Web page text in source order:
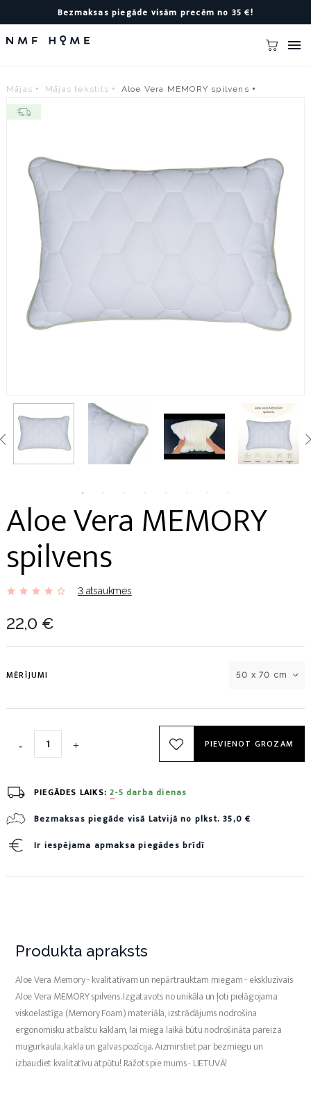
Bezmaksas piegāde visām precēm no 35 €!

Mājas Mājas tekstils Aloe Vera MEMORY spilvens
Aloe Vera MEMORY
spilvens
3 atsaukmes
22,0 €
MĒRĪJUMI 50 x 70 cm
PIEVIENOT GROZAM
PIEGĀDES LAIKS:2-5 darba dienas
Bezmaksas piegāde visā Latvijā no plkst. 35,0 €
Ir iespējama apmaksa piegādes brīdī
Produkta apraksts
Aloe Vera Memory - kvalitatīvam un nepārtrauktam miegam - ekskluzīvais
Aloe Vera MEMORY spilvens. Izgatavots no unikāla un ļoti pielāgojama
viskoelastīga (Memory Foam) materiāla, izstrādājums nodrošina
ergonomisku atbalstu kaklam, lai miega laikā būtu nodrošināta pareiza
mugurkaula, kakla un galvas pozīcija. Aizmirstiet par bezmiegu un
izbaudiet kvalitatīvu atpūtu! Ražots pie mums - LIETUVĀ!